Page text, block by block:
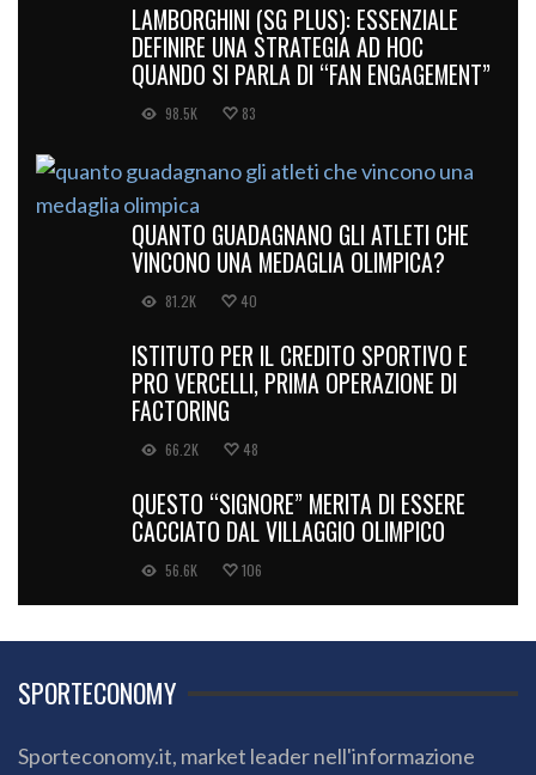
LAMBORGHINI (SG PLUS): ESSENZIALE
DEFINIRE UNA STRATEGIA AD HOC
QUANDO SI PARLA DI “FAN ENGAGEMENT”
98.5K 83
QUANTO GUADAGNANO GLI ATLETI CHE
VINCONO UNA MEDAGLIA OLIMPICA?
81.2K 40
ISTITUTO PER IL CREDITO SPORTIVO E
PRO VERCELLI, PRIMA OPERAZIONE DI
FACTORING
66.2K 48
QUESTO “SIGNORE” MERITA DI ESSERE
CACCIATO DAL VILLAGGIO OLIMPICO
56.6K 106
SPORTECONOMY
Sporteconomy.it, market leader nell'informazione